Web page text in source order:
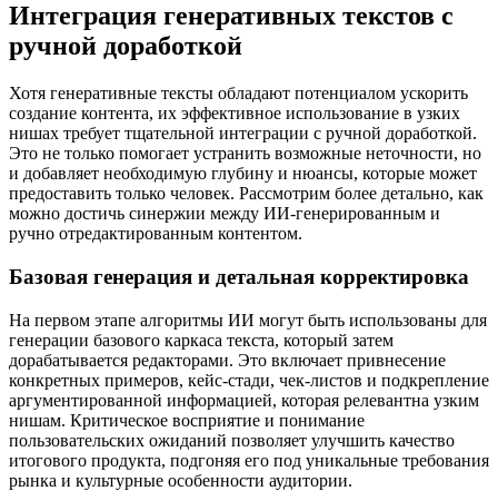
Интеграция генеративных текстов с
ручной доработкой
Хотя генеративные тексты обладают потенциалом ускорить
создание контента, их эффективное использование в узких
нишах требует тщательной интеграции с ручной доработкой.
Это не только помогает устранить возможные неточности, но
и добавляет необходимую глубину и нюансы, которые может
предоставить только человек. Рассмотрим более детально, как
можно достичь синержии между ИИ-генерированным и
ручно отредактированным контентом.
Базовая генерация и детальная корректировка
На первом этапе алгоритмы ИИ могут быть использованы для
генерации базового каркаса текста, который затем
дорабатывается редакторами. Это включает привнесение
конкретных примеров, кейс-стади, чек-листов и подкрепление
аргументированной информацией, которая релевантна узким
нишам. Критическое восприятие и понимание
пользовательских ожиданий позволяет улучшить качество
итогового продукта, подгоняя его под уникальные требования
рынка и культурные особенности аудитории.